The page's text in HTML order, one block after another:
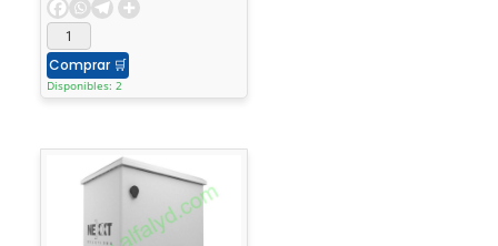
Comprar 🛒
Disponibles: 2